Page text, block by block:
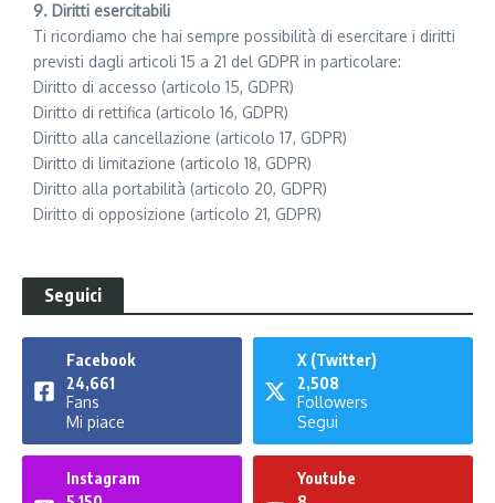
9. Diritti esercitabili
Ti ricordiamo che hai sempre possibilità di esercitare i diritti
previsti dagli articoli 15 a 21 del GDPR in particolare:
Diritto di accesso (articolo 15, GDPR)
Diritto di rettifica (articolo 16, GDPR)
Diritto alla cancellazione (articolo 17, GDPR)
Diritto di limitazione (articolo 18, GDPR)
Diritto alla portabilità (articolo 20, GDPR)
Diritto di opposizione (articolo 21, GDPR)
Seguici
Facebook
24,661
Fans
Mi piace
X (Twitter)
2,508
Followers
Segui
Instagram
Youtube